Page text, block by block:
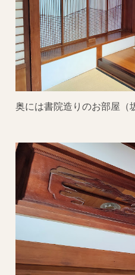
奥には書院造りのお部屋（